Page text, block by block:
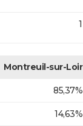
1
Montreuil-sur-Loir
85,37%
14,63%